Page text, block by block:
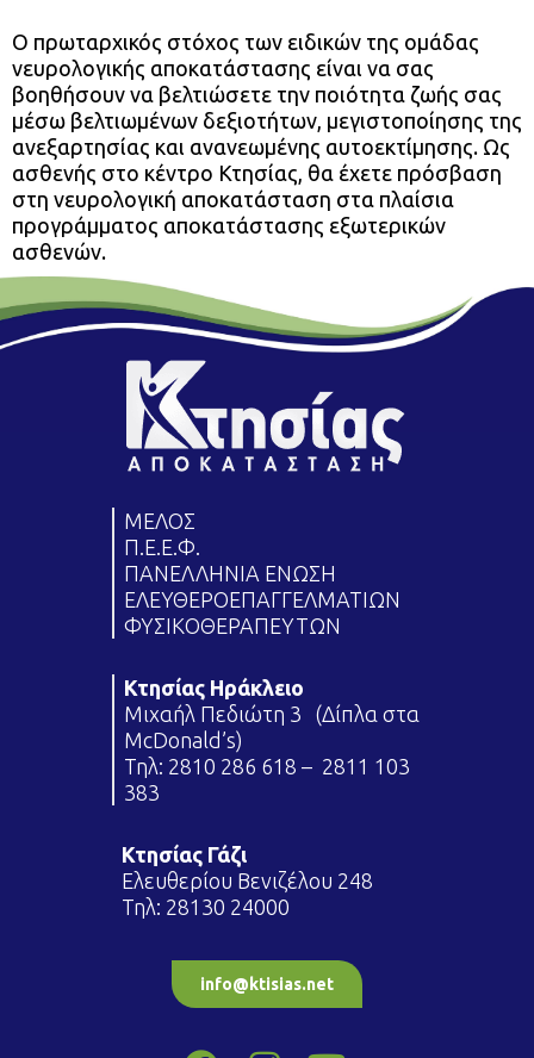
Ο πρωταρχικός στόχος των ειδικών της ομάδας
νευρολογικής αποκατάστασης είναι να σας
βοηθήσουν να βελτιώσετε την ποιότητα ζωής σας
μέσω βελτιωμένων δεξιοτήτων, μεγιστοποίησης της
ανεξαρτησίας και ανανεωμένης αυτοεκτίμησης. Ως
ασθενής στο κέντρο Κτησίας, θα έχετε πρόσβαση
στη νευρολογική αποκατάσταση στα πλαίσια
προγράμματος αποκατάστασης εξωτερικών
ασθενών.
ΜΕΛΟΣ
Π.Ε.Ε.Φ.
ΠΑΝΕΛΛΗΝΙΑ ΕΝΩΣΗ
ΕΛΕΥΘΕΡΟΕΠΑΓΓΕΛΜΑΤΙΩΝ
ΦΥΣΙΚΟΘΕΡΑΠΕΥΤΩΝ
Κτησίας Ηράκλειο
Μιχαήλ Πεδιώτη 3 (Δίπλα στα
McDonald’s)
Τηλ: 2810 286 618 – 2811 103
383
Κτησίας Γάζι
Ελευθερίου Βενιζέλου 248
Τηλ: 28130 24000
info@ktisias.net